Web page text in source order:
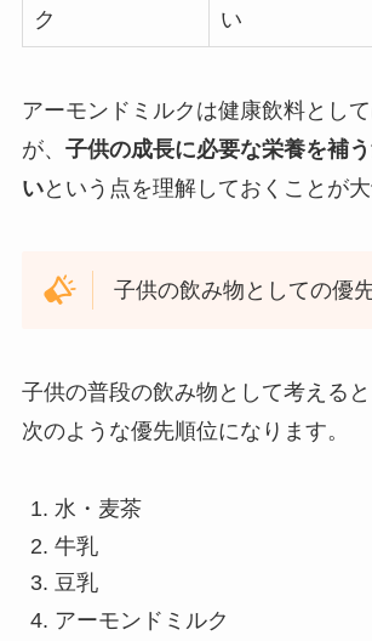
ク
い
アーモンドミルクは健康飲料とし
が、 子供の成長に必要な栄養を補
いという点を理解しておくことが大
子供の飲み物としての優
子供の普段の飲み物として考える
次のような優先順位になります。
水・麦茶
牛乳
豆乳
アーモンドミルク